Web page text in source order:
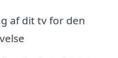
af dit tv for den